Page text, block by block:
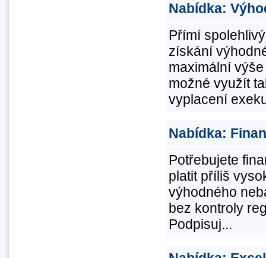
Nabídka:
Přímí
získání
maximální
možné využít
vyplacení
Nabídka:
Potřebujete
platit příliš
výhodného
bez kontroly
Podpisuj...